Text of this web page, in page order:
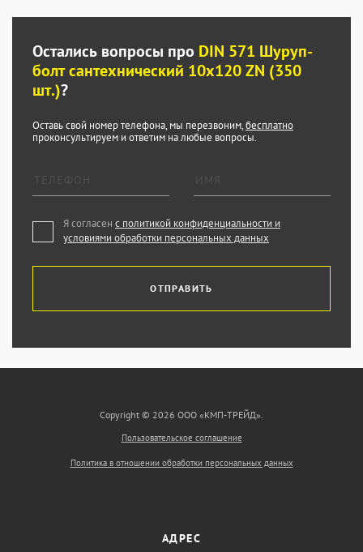
Остались вопросы про DIN 571 Шуруп-
болт сантехнический 10x120 ZN (350
шт.)?
Оставь свой номер телефона, мы перезвоним,бесплатно
проконсультируем и ответим на любые вопросы.
Я согласен с политикой конфиденциальности и
условиями обработки персональных данных
ОТПРАВИТЬ
Copyright © 2026 ООО «КМП-ТРЕЙД».
Пользовательское соглашение
Политика в отношении обработки персональных данных
АДРЕС